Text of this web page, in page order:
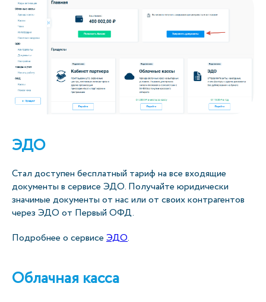
ЭДО
Стал доступен бесплатный тариф на все входящие
документы в сервисе ЭДО. Получайте юридически
значимые документы от нас или от своих контрагентов
через ЭДО от Первый ОФД.
Подробнее о сервисе ЭДО.
Облачная касса